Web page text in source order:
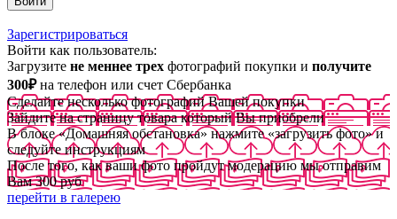
Зарегистрироваться
Войти как пользователь:
Загрузите не меннее трех фотографий покупки и получите
300₽на телефон или счет Сбербанка
Сделайте несколько фотографий Вашей покупки
Зайдите на страницу товара который Вы приобрели
В блоке «Домашняя обстановка» нажмите «загрузить фото» и
следуйте инструкциям
После того, как ваши фото пройдут модерацию мы отправим
Вам 300 руб
перейти в галерею